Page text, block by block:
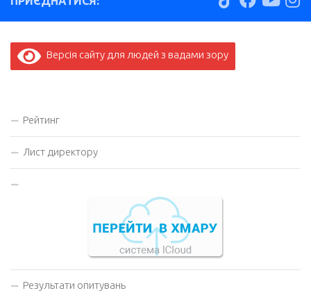
Версія сайту для людей з вадами зору
Рейтинг
Лист директору
Результати опитувань